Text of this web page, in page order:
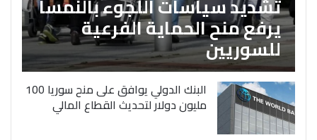
يرفع منح الحماية الفرعية
للسوريين
البنك الدولي يوافق على منح سوريا 100
مليون دولار لتحديث القطاع المالي